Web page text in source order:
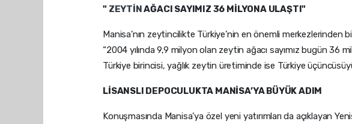
" ZEYTİNAĞACI SAYIMIZ 36 MİLYONA ULAŞTI"
Manisa’nın zeytincilikte Türkiye’nin en önemli merkezlerinden
“2004 yılında 9,9 milyon olan zeytin ağacı sayımız bugün 36
Türkiye birincisi, yağlık zeytin üretiminde ise Türkiye
LİSANSLI DEPOCULUKTA MANİSA’YA BÜYÜK ADIM
Konuşmasında Manisa’ya özel yeni yatırımları da açıklayan